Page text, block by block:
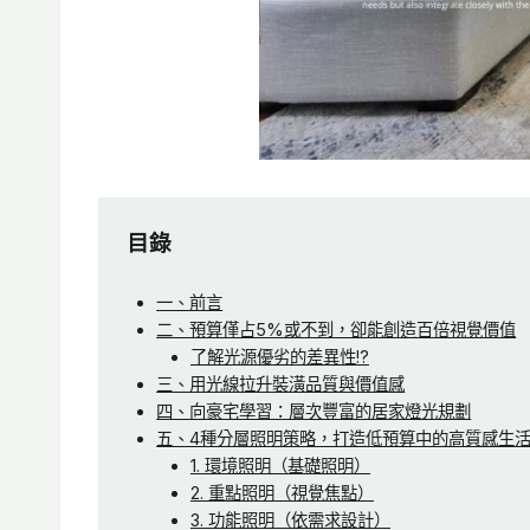
目錄
一、前言
二、預算僅占5%或不到，卻能創造百倍視覺價值
了解光源優劣的差異性!?
三、用光線拉升裝潢品質與價值感
四、向豪宅學習：層次豐富的居家燈光規劃
五、4種分層照明策略，打造低預算中的高質感生
1. 環境照明（基礎照明）
2. 重點照明（視覺焦點）
3. 功能照明（依需求設計）